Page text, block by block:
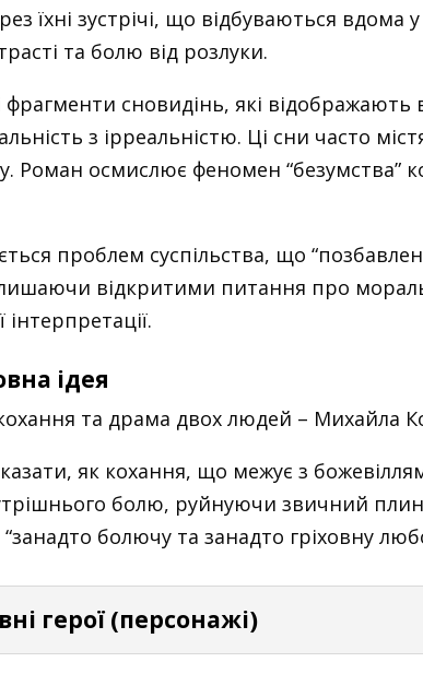
їхні зустрічі, що відбуваються
та болю від розлуки.
сновидінь, які відображають
з ірреальністю. Ці сни часто
Роман осмислює феномен
проблем суспільства, що
відкритими питання про
ідея
та драма двох людей – Михайла
як кохання, що межує з
болю, руйнуючи звичний
болючу та занадто гріховну
герої (персонажі)